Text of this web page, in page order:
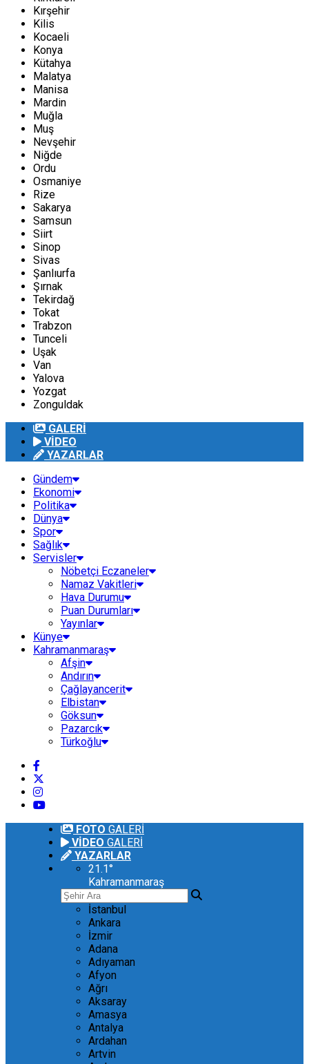
Kırşehir
Kilis
Kocaeli
Konya
Kütahya
Malatya
Manisa
Mardin
Muğla
Muş
Nevşehir
Niğde
Ordu
Osmaniye
Rize
Sakarya
Samsun
Siirt
Sinop
Sivas
Şanlıurfa
Şırnak
Tekirdağ
Tokat
Trabzon
Tunceli
Uşak
Van
Yalova
Yozgat
Zonguldak
GALERİ
VİDEO
YAZARLAR
Gündem
Ekonomi
Politika
Dünya
Spor
Sağlık
Servisler
Nöbetçi Eczaneler
Namaz Vakitleri
Hava Durumu
Puan Durumları
Yayınlar
Künye
Kahramanmaraş
Afşin
Andırın
Çağlayancerit
Elbistan
Göksun
Pazarcık
Türkoğlu
FOTO GALERİ
VİDEO GALERİ
YAZARLAR
21.1°
Kahramanmaraş
İstanbul
Ankara
İzmir
Adana
Adıyaman
Afyon
Ağrı
Aksaray
Amasya
Antalya
Ardahan
Artvin